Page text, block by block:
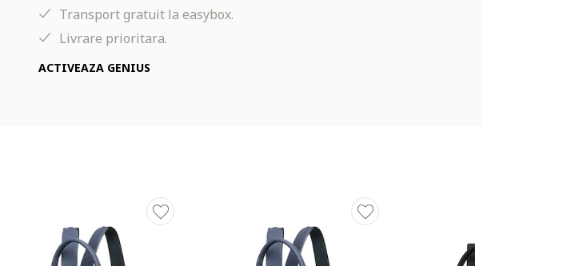
Transport gratuit la easybox.
Livrare prioritara.
ACTIVEAZA GENIUS